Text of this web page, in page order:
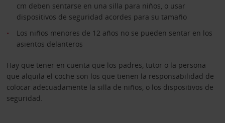
cm deben sentarse en una silla para niños, o usar
dispositivos de seguridad acordes para su tamaño
Los niños menores de 12 años no se pueden sentar en los
asientos delanteros
Hay que tener en cuenta que los padres, tutor o la persona
que alquila el coche son los que tienen la responsabilidad de
colocar adecuadamente la silla de niños, o los dispositivos de
seguridad.